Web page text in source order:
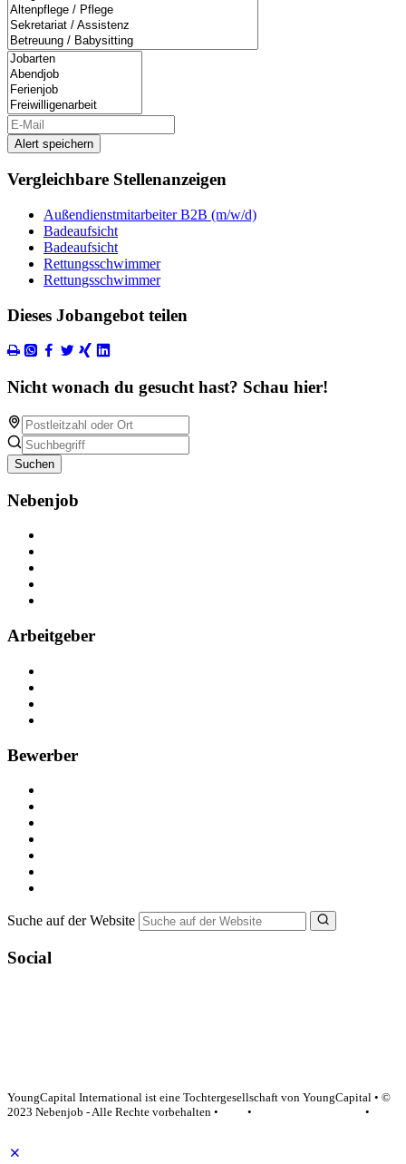
Alert speichern
Vergleichbare Stellenanzeigen
Außendienstmitarbeiter B2B (m/w/d)
Badeaufsicht
Badeaufsicht
Rettungsschwimmer
Rettungsschwimmer
Dieses Jobangebot teilen
Nicht wonach du gesucht hast? Schau hier!
Suchen
Nebenjob
Arbeitgeber
Bewerber
Suche auf der Website
Social
YoungCapital International ist eine Tochtergesellschaft von YoungCapital • ©
2023 Nebenjob - Alle Rechte vorbehalten •
•
•